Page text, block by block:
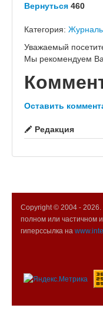
Вернуться 460
Категория:
Уважаемый
Мы рекомендуем
Оставить
Редакция
Copyright © 2004 -
полном или частичном
гиперссылка на